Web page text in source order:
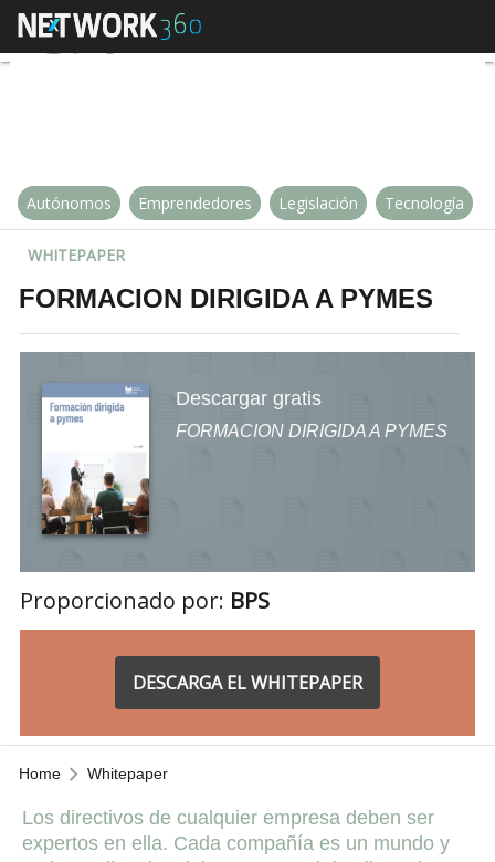
FORMACION DIRIGIDA A
Autónomos Emprendedores Legislación Tecnología
WHITEPAPER
FORMACION DIRIGIDA A PYMES
Descargar gratis
FORMACION DIRIGIDA A PYMES
Proporcionado por: BPS
DESCARGA EL WHITEPAPER
Home Whitepaper
Los directivos de cualquier empresa deben ser
expertos en ella. Cada compañía es un mundo y